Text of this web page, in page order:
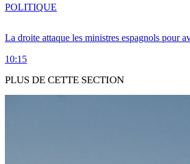
La droite attaque les ministres espagnols pour
10:15
POLITIQUE
PLUS DE CETTE SECTION